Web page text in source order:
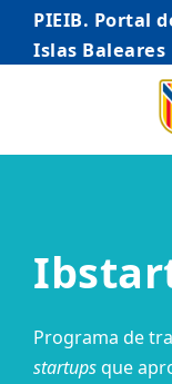
PIEIB. Portal
Islas Baleares
INICIO
AUTÓNOMO/
COMERCIO
Programa de
startups que